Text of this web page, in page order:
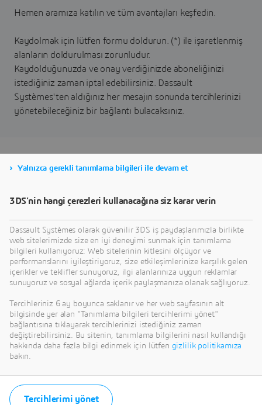
Hemen aramıza katılın ve tüm avantajları keşfedin.
Kaydolmak için lütfen formu doldurun. (*) ile işaretlenmiş
alanların doldurulması zorunludur.
Kaydolduğunuzda ve onay verdiğinizde aboneliğinizi
istediğiniz zaman iptal edebilirsiniz. Dassault
Systèmes'ten aldığınız her mesajın sonunda tercihlerinizi
yönetebileceğiniz bir bağlantı bulacaksınız.
Dijital İnovasyon Haber
Bülteni
Yalnızca gerekli tanımlama bilgileri ile devam et
3DS'nin hangi çerezleri kullanacağına siz karar verin
Dassault Systèmes olarak güvenilir 3DS iş paydaşlarımızla birlikte
web sitelerimizde size en iyi deneyimi sunmak için tanımlama
bilgileri kullanıyoruz: Web sitelerinin kitlesini ölçüyor ve
performanslarını iyileştiriyoruz, size etkileşimlerinize karşılık gelen
içerikler ve teklifler sunuyoruz, ilgi alanlarınıza uygun reklamlar
sunuyoruz ve sosyal ağlarda içerik paylaşmanıza olanak sağlıyoruz.
Tercihleriniz 6 ay boyunca saklanır ve her web sayfasının alt
bilgisinde yer alan "Tanımlama bilgileri tercihlerimi yönet"
bağlantısına tıklayarak tercihlerinizi istediğiniz zaman
değiştirebilirsiniz. Bu sitenin, tanımlama bilgilerini nasıl kullandığı
hakkında daha fazla bilgi edinmek için lütfen gizlilik politikamıza
bakın.
Tercihlerimi yönet